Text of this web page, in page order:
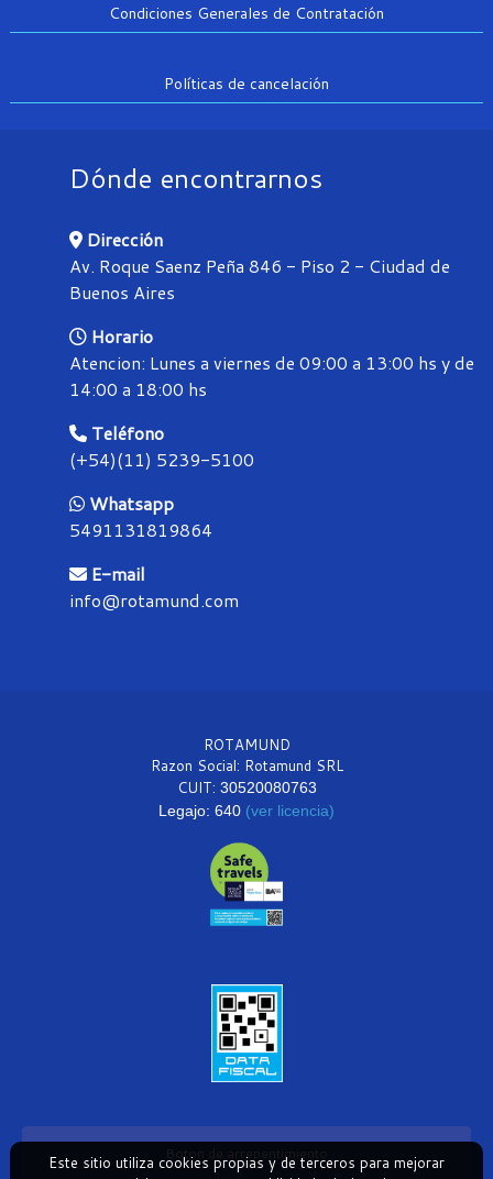
Condiciones Generales de Contratación
Políticas de cancelación
Dónde encontrarnos
Dirección
Av. Roque Saenz Peña 846 - Piso 2 - Ciudad de
Buenos Aires
Horario
Atencion: Lunes a viernes de 09:00 a 13:00 hs y de
14:00 a 18:00 hs
Teléfono
(+54)(11) 5239-5100
Whatsapp
5491131819864
E-mail
info@rotamund.com
ROTAMUND
Razon Social: Rotamund SRL
CUIT: 30520080763
Legajo: 640 (ver licencia)
Boton de arrepentimiento
Este sitio utiliza cookies propias y de terceros para mejorar